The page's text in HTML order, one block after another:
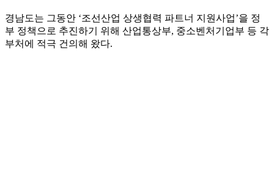
경남도는 그동안 ‘조선산업 상생협력 파트너 지원사업’을 정
부 정책으로 추진하기 위해 산업통상부, 중소벤처기업부 등 각
부처에 적극 건의해 왔다.